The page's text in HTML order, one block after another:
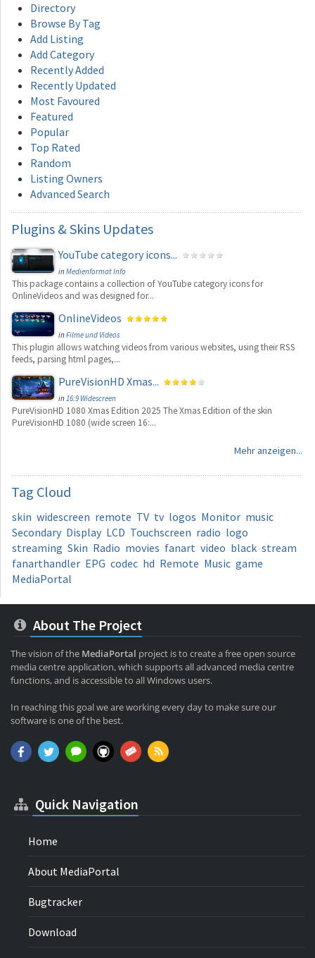
Directory
Browse By Tag
Add Listing
Add Category
Recently Added
Recently Updated
Most Favoured
Featured
Popular
Top Rated
Random
Listing Owners
Advanced Search
Plugins & Skins Updates
YouTube category icons...
inMedienformat Info
This package contains a collection of YouTube category icons for
OnlineVideos and was designed for...
OnlineVideos
inFilme und Videos
This plugin allows watching videos from various websites, using their RSS
feeds, parsing html pages,...
PureVisionHD Xmas...
in16:9 Widescreen
PureVisionHD 1080 Xmas Edition 2025 The Xmas Edition of the skin
PureVisionHD 1080 (wide screen 16:...
Mehr anzeigen...
Tag Cloud
skin widescreen remote TV tv logos Monitor music
Secondary Display LCD Touchscreen radio logo
streaming Skin Radio movies fanart video black stream
fanarthandler EPG codec hd Remote Music game
MediaPortal
About The Project
The vision of the MediaPortal project is to create a free open source
media centre application, which supports all advanced media centre
functions, and is accessible to all Windows users.
In reaching this goal we are working every day to make sure our
software is one of the best.
Quick Navigation
Home
About MediaPortal
Bugtracker
Download